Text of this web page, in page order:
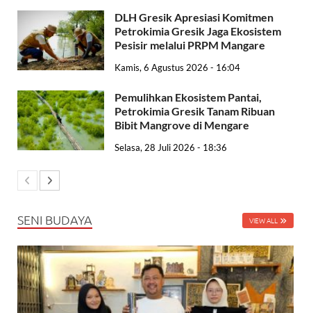
DLH Gresik Apresiasi Komitmen
Petrokimia Gresik Jaga Ekosistem
Pesisir melalui PRPM Mangare
Kamis, 6 Agustus 2026 - 16:04
Pemulihkan Ekosistem Pantai,
Petrokimia Gresik Tanam Ribuan
Bibit Mangrove di Mengare
Selasa, 28 Juli 2026 - 18:36
SENI BUDAYA VIEW ALL